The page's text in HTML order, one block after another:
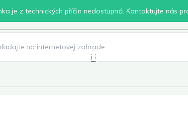
je z technických příčin nedostupná. Kontaktujte nás